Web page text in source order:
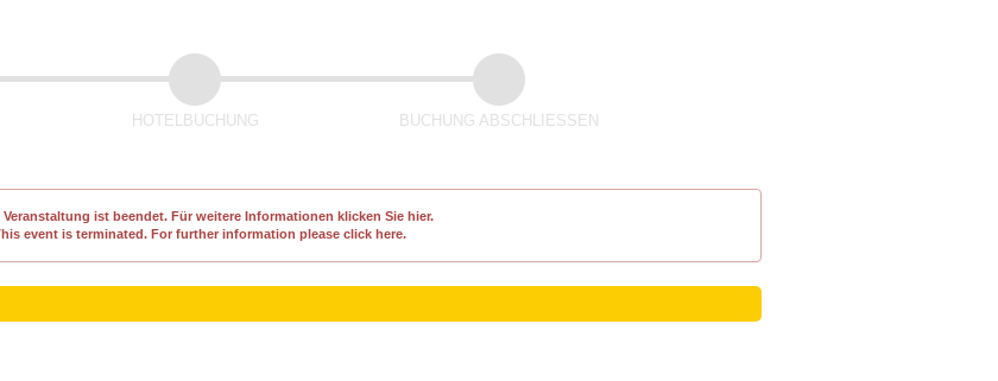
HOTELBUCHUNG BUCHUNG ABSCHLIESSEN
Veranstaltung ist beendet. Für weitere Informationen klicken Sie hier.
event is terminated. For further information please click here.